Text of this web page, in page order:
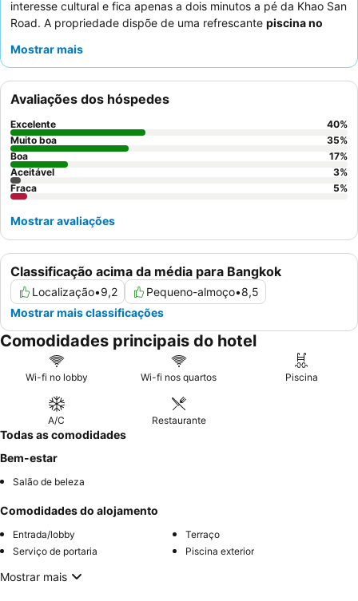
interesse cultural e fica apenas a dois minutos a pé da Khao San
Road. A propriedade dispõe de uma refrescante piscina no
exploração. Os hóspedes elogiam consistentemente os
extenso buffet de pequeno-almoço
tailandesa e ocidental. Para uma experiência mais tranquila, os
hóspedes podem solicitar quartos virados para o encantador
pátio com um lago
Mostrar mais
Classificação acima da média para Bangkok
Localização•9,2 Pequeno-almoço•8,5
Mostrar mais classificações
Avaliações dos hóspedes
Excelente 40%
Muito boa
35%
Boa
17%
Aceitável
3%
Fraca
5%
Mostrar avaliações
Comodidades principais do hotel
Wi-fi no lobby Wi-fi nos quartos Piscina
A/C Restaurante
Todas as comodidades
Bem-estar
Salão de beleza
Comodidades do alojamento
Entrada/lobby
Terraço
Serviço de portaria
Piscina exterior
Mostrar mais